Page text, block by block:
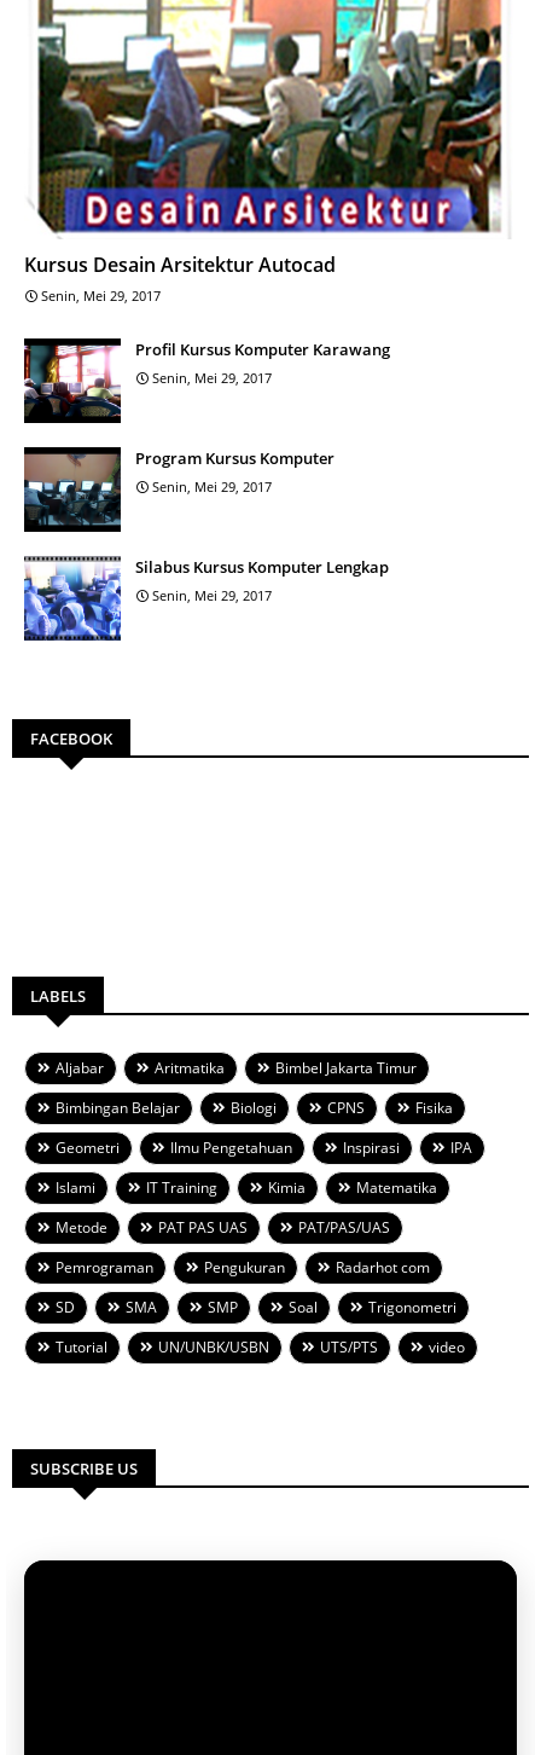
Kursus Desain Arsitektur Autocad
Senin, Mei 29, 2017
Profil Kursus Komputer Karawang
Senin, Mei 29, 2017
Program Kursus Komputer
Senin, Mei 29, 2017
Silabus Kursus Komputer Lengkap
Senin, Mei 29, 2017
FACEBOOK
LABELS
Aljabar Aritmatika
Bimbel Jakarta Timur
Bimbingan Belajar
Biologi CPNS
Fisika
Geometri
Ilmu Pengetahuan Inspirasi
IPA
Islami
IT Training Kimia
Matematika
Metode
PAT PAS UAS
PAT/PAS/UAS
Pemrograman
Pengukuran
Radarhot com
SD
SMA SMP Soal
Trigonometri
Tutorial
UN/UNBK/USBN UTS/PTS video
SUBSCRIBE US